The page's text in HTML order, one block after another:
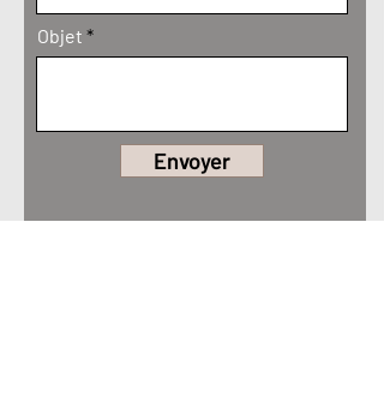
Objet
Envoyer